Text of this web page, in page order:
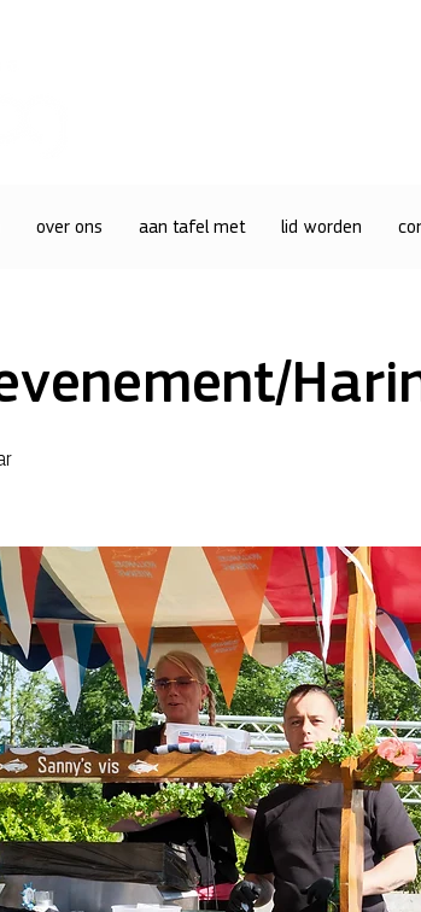
over ons aan tafel met lid worden